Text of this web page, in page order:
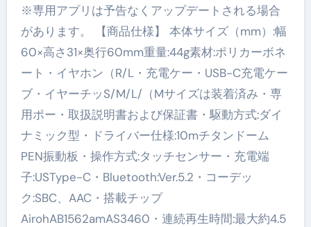
※専用アプリは予告なくアップデートされる場合
があります。 【商品仕様】 本体サイズ（mm）:幅
60×高さ31×奥行60mm重量:44g素材:ポリカーボネ
ート・イヤホン（R/L・充電ケー・USB-C充電ケー
ブ・イヤーチッS/M/L/（Mサイズは装着済み・専
用ポー・取扱説明書および保証書・駆動方式:ダイ
ナミック型・ドライバー仕様:10mチタンドーム
PEN振動板・操作方式:タッチセンサー・充電端
子:USType-C・Bluetooth:Ver.5.2・コーデッ
ク:SBC、AAC・搭載チップ
AirohAB1562amAS3460・連続再生時間:最大約4.5